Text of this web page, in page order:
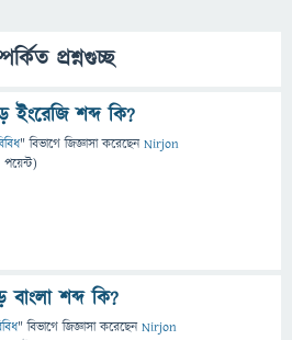
প্রশ্নগুচ্ছ
ইংরেজি শব্দ কি?
" বিভাগে জিজ্ঞাসাকরেছেনNirjon
পয়েন্ট)
বাংলা শব্দ কি?
" বিভাগে জিজ্ঞাসাকরেছেনNirjon